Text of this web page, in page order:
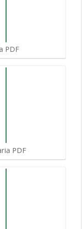
PDF
PDF